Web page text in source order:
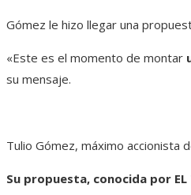
Gómez le hizo llegar una
«Este es el momento de montar
su mensaje.
Tulio Gómez, máximo accionista
Su propuesta, conocida por